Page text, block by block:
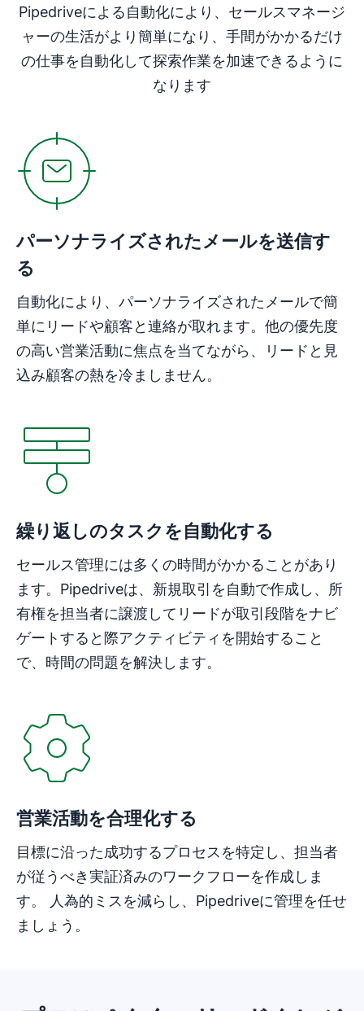
Pipedriveによる自動化により、セールスマネージ
ャーの生活がより簡単になり、手間がかかるだけ
の仕事を自動化して探索作業を加速できるように
なります
パーソナライズされたメールを送信す
る
自動化により、パーソナライズされたメールで簡
単にリードや顧客と連絡が取れます。他の優先度
の高い営業活動に焦点を当てながら、リードと見
込み顧客の熱を冷ましません。
繰り返しのタスクを自動化する
セールス管理には多くの時間がかかることがあり
ます。Pipedriveは、新規取引を自動で作成し、所
有権を担当者に譲渡してリードが取引段階をナビ
ゲートすると際アクティビティを開始すること
で、時間の問題を解決します。
営業活動を合理化する
目標に沿った成功するプロセスを特定し、担当者
が従うべき実証済みのワークフローを作成しま
す。 人為的ミスを減らし、Pipedriveに管理を任せ
ましょう。